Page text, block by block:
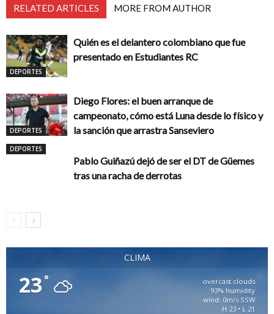
RELATED ARTICLES MORE FROM AUTHOR
DEPORTES
Quién es el delantero colombiano que fue
presentado en Estudiantes RC
DEPORTES
Diego Flores: el buen arranque de
campeonato, cómo está Luna desde lo físico y
la sanción que arrastra Sanseviero
DEPORTES
Pablo Guiñazú dejó de ser el DT de Güemes
tras una racha de derrotas
CLIMA
23 °
overcast clouds
93% humidity
wind: 0m/s SSW
H 23 • L 21